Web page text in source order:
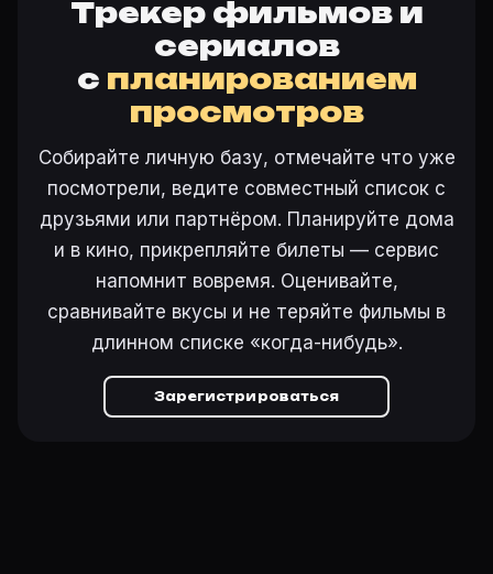
Трекер фильмов и
сериалов
с планированием
просмотров
Собирайте личную базу, отмечайте что уже
посмотрели, ведите совместный список с
друзьями или партнёром. Планируйте дома
и в кино, прикрепляйте билеты — сервис
напомнит вовремя. Оценивайте,
сравнивайте вкусы и не теряйте фильмы в
длинном списке «когда-нибудь».
Зарегистрироваться